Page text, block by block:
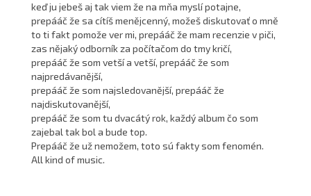
keď ju jebeš aj tak viem že na mňa myslí potajne,
prepááč že sa cítíš menějcenný, možeš diskutovať o mně
to ti fakt pomože ver mi, prepááč že mam recenzie v piči,
zas nějaký odborník za počítačom do tmy kričí,
prepááč že som vetší a vetší, prepááč že som
najpredávanější,
prepááč že som najsledovanější, prepááč že
najdiskutovanější,
prepááč že som tu dvacátý rok, každý album čo som
zajebal tak bol a bude top.
Prepááč že už nemožem, toto sú fakty som fenomén.
All kind of music.